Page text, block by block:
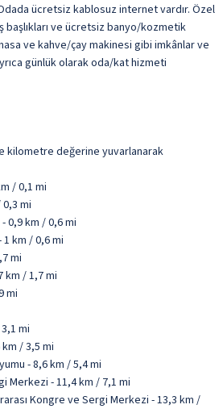
ücretsiz kablosuz internet vardır. Özel
başlıkları ve ücretsiz banyo/kozmetik
ve kahve/çay makinesi gibi imkânlar ve
günlük olarak oda/kat hizmeti
kilometre değerine yuvarlanarak
/ 0,1 mi
0,3 mi
0,9 km / 0,6 mi
1 km / 0,6 mi
mi
km / 1,7 mi
mi
mi
/ 3,5 mi
- 8,6 km / 5,4 mi
Merkezi - 11,4 km / 7,1 mi
Kongre ve Sergi Merkezi - 13,3 km /